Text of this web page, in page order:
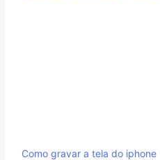
Como gravar a tela do iphone